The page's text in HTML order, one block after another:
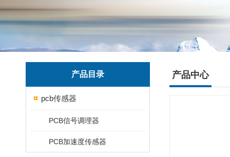
产品目录
pcb传感器
PCB信号调理器
PCB加速度传感器
产品中心